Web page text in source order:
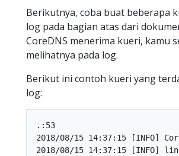
Berikutnya, coba buat beberapa
log pada bagian atas dari
CoreDNS menerima kueri, kamu
melihatnya pada log.
Berikut ini contoh kueri yang
log:
.:53
2018/08/15 14:37:15 [INFO]
2018/08/15 14:37:15 [INFO]